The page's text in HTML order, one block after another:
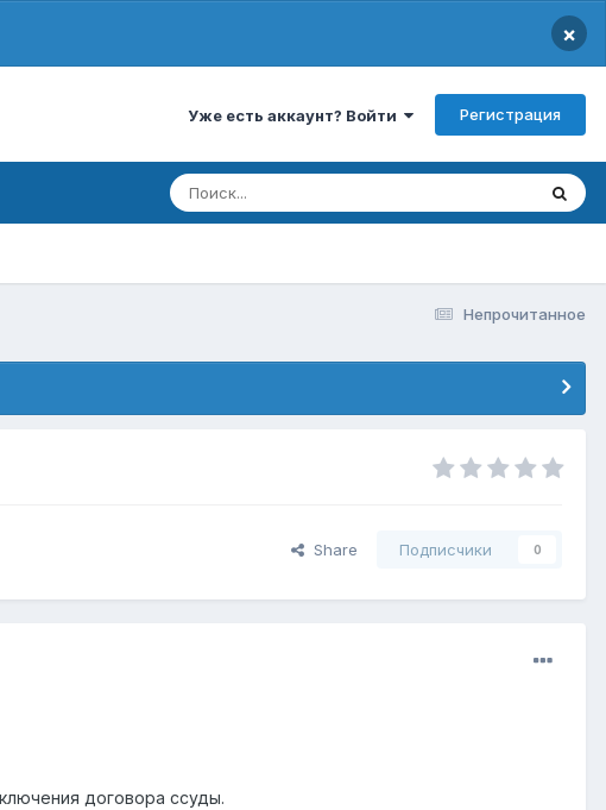
×
Уже есть аккаунт? Войти Регистрация
Непрочитанное
Share Подписчики 0
договора ссуды.